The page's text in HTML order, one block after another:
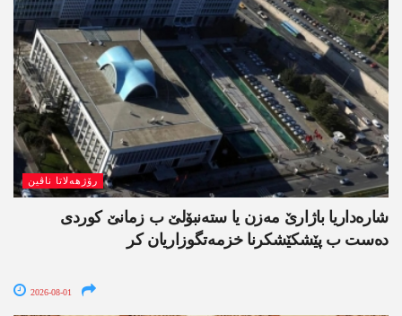
رۆژھەلاتا ناڤین
شارەداریا باژارێ مەزن یا ستەنبۆلێ ب زمانێ کوردی
دەست ب پێشکێشکرنا خزمەتگوزاریان کر
2026-08-01